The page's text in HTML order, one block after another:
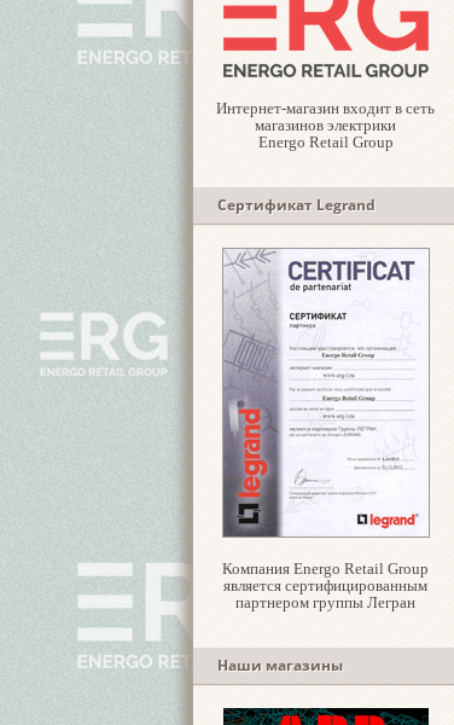
Интернет-магазин входит в сеть
магазинов электрики
Energo Retail Group
Сертификат Legrand
Компания Energo Retail Group
является сертифицированным
партнером группы Легран
Наши магазины